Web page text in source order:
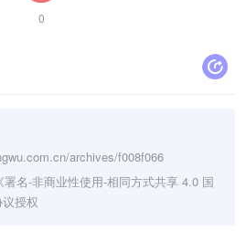
0
archives/f008f066
署名-非商业性使用-相同方式共享 4.0 国
授权